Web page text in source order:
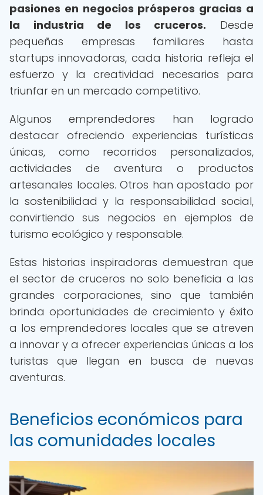
pasiones en negocios prósperos gracias a
la industria de los cruceros. Desde
pequeñas empresas familiares hasta
startups innovadoras, cada historia refleja el
esfuerzo y la creatividad necesarios para
triunfar en un mercado competitivo.
Algunos emprendedores han logrado
destacar ofreciendo experiencias turísticas
únicas, como recorridos personalizados,
actividades de aventura o productos
artesanales locales. Otros han apostado por
la sostenibilidad y la responsabilidad social,
convirtiendo sus negocios en ejemplos de
turismo ecológico y responsable.
Estas historias inspiradoras demuestran que
el sector de cruceros no solo beneficia a las
grandes corporaciones, sino que también
brinda oportunidades de crecimiento y éxito
a los emprendedores locales que se atreven
a innovar y a ofrecer experiencias únicas a los
turistas que llegan en busca de nuevas
aventuras.
Beneficios económicos para
las comunidades locales